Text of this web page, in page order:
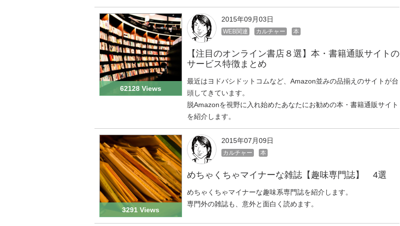
62128 Views
2015年09月03日
WEB関連 カルチャー 本
【注目のオンライン書店８選】本・書籍通販サイトの
サービス特徴まとめ
最近はヨドバシドットコムなど、Amazon並みの品揃えのサイトが台
頭してきています。
脱Amazonを視野に入れ始めたあなたにお勧めの本・書籍通販サイト
を紹介します。
3291 Views
2015年07月09日
カルチャー 本
めちゃくちゃマイナーな雑誌【趣味専門誌】 4選
めちゃくちゃマイナーな趣味系専門誌を紹介します。
専門外の雑誌も、意外と面白く読めます。